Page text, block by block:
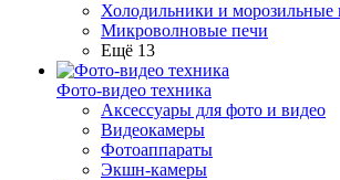
Холодильники и морозильные
Микроволновые печи
Ещё 13
Фото-видео техника
Аксессуары для фото и видео
Видеокамеры
Фотоаппараты
Экшн-камеры